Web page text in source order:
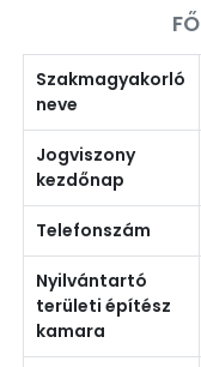
Szakmagyakorló
neve
Jogviszony
kezdőnap
Telefonszám
Nyilvántartó
területi építész
kamara